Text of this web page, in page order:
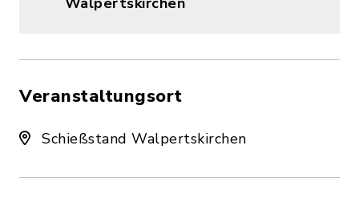
Veranstaltungsort
Schießstand Walpertskirchen